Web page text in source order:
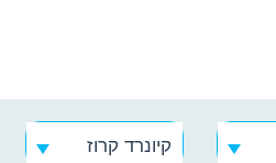
קיונרד קרוז